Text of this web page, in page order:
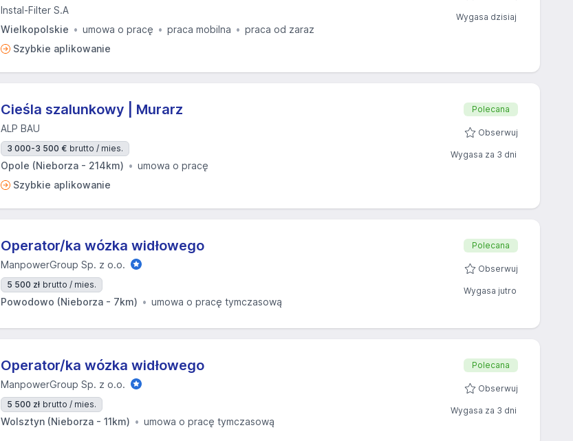
Instal-Filter S.A
Wielkopolskie
umowa o pracę praca mobilna
praca od zaraz
Szybkie aplikowanie
Wygasa dzisiaj
Cieśla szalunkowy | Murarz
ALP BAU
3 000-3 500 € brutto / mies.
Opole (Nieborza - 214km)
umowa o pracę
Szybkie aplikowanie
Polecana
Obserwuj
Wygasa za 3 dni
Operator/ka wózka widłowego
ManpowerGroup Sp. z o.o.
5 500 zł brutto / mies.
Powodowo (Nieborza - 7km) umowa o pracę tymczasową
Polecana
Obserwuj
Wygasa jutro
Operator/ka wózka widłowego
ManpowerGroup Sp. z o.o.
5 500 zł brutto / mies.
Wolsztyn (Nieborza - 11km) umowa o pracę tymczasową
Polecana
Obserwuj
Wygasa za 3 dni